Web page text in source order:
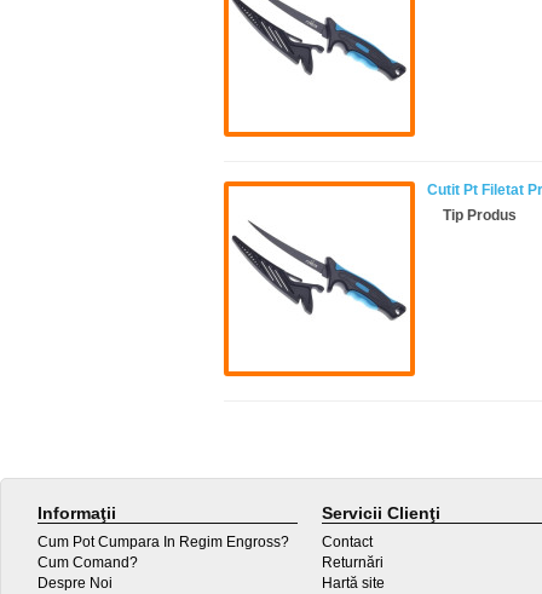
Cutit Pt Filetat
Tip Produs
Informaţii
Cum Pot Cumpara In Regim Engross?
Cum Comand?
Despre Noi
Servicii Clienţi
Contact
Returnări
Hartă site